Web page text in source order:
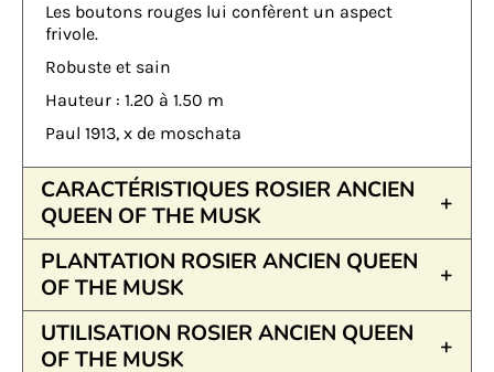
Les boutons rouges lui confèrent un aspect
frivole.
Robuste et sain
Hauteur : 1.20 à 1.50 m
Paul 1913, x de moschata
CARACTÉRISTIQUES ROSIER ANCIEN
QUEEN OF THE MUSK
PLANTATION ROSIER ANCIEN QUEEN
OF THE MUSK
UTILISATION ROSIER ANCIEN QUEEN
OF THE MUSK